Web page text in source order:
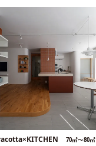
70㎡〜80㎡